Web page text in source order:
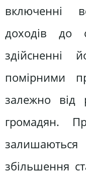
включенні
доходів до
здійсненні
помірними
залежно від
громадян.
збільшення